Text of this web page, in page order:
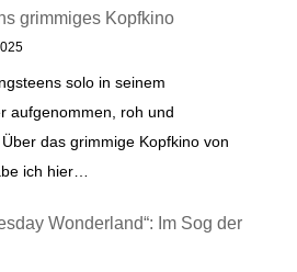
grimmiges Kopfkino
solo in seinem
aufgenommen, roh und
das grimmige Kopfkino von
ich hier…
Wonderland“: Im Sog der